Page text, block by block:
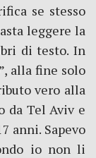
se stesso
leggere la
di testo. In
alla fine solo
vero alla
da Tel Aviv e
anni. Sapevo
io non li